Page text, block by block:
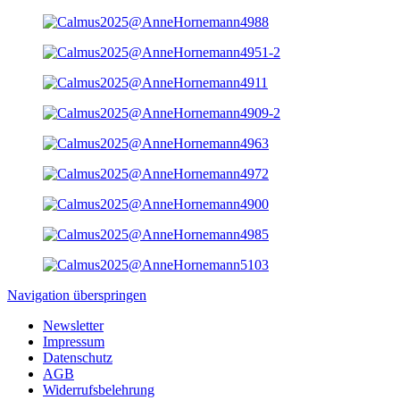
Navigation überspringen
Newsletter
Impressum
Datenschutz
AGB
Widerrufsbelehrung